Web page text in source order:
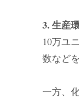
3. 生産
10万ユ
数など
一方、